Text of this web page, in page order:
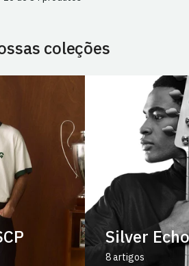
coleções
Silver Echo
8 artigos